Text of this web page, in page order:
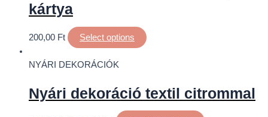
kártya
200,00 Ft Select options
NYÁRI DEKORÁCIÓK
Nyári dekoráció textil citrommal